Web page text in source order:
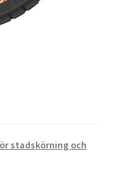
stadskörning och